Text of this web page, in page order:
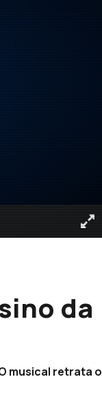
da
musical retrata o